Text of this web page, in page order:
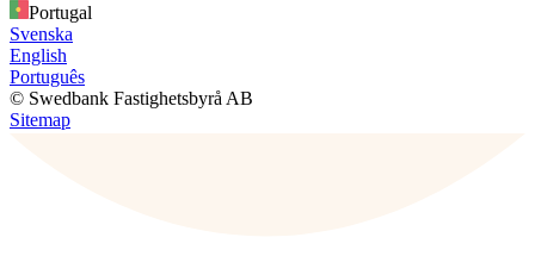
Portugal
Svenska
English
Português
© Swedbank Fastighetsbyrå AB
Sitemap